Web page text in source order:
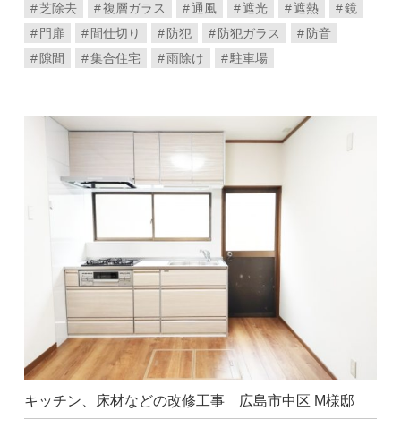
芝除去
複層ガラス 通風 遮光 遮熱
鏡
門扉
間仕切り 防犯 防犯ガラス
防音
隙間
集合住宅 雨除け 駐車場
キッチン、床材などの改修工事 広島市中区 M様邸